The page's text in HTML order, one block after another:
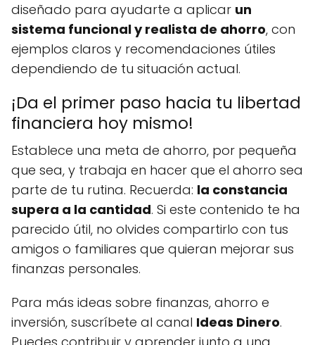
diseñado para ayudarte a aplicar un
sistema funcional y realista de ahorro, con
ejemplos claros y recomendaciones útiles
dependiendo de tu situación actual.
¡Da el primer paso hacia tu libertad
financiera hoy mismo!
Establece una meta de ahorro, por pequeña
que sea, y trabaja en hacer que el ahorro sea
parte de tu rutina. Recuerda: la constancia
supera a la cantidad. Si este contenido te ha
parecido útil, no olvides compartirlo con tus
amigos o familiares que quieran mejorar sus
finanzas personales.
Para más ideas sobre finanzas, ahorro e
inversión, suscríbete al canal Ideas Dinero.